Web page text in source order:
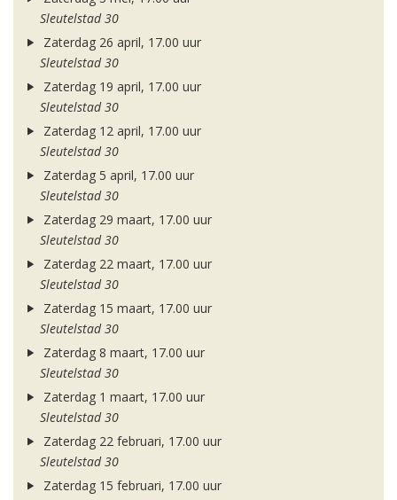
Sleutelstad 30
Zaterdag 26 april, 17.00 uur
Sleutelstad 30
Zaterdag 19 april, 17.00 uur
Sleutelstad 30
Zaterdag 12 april, 17.00 uur
Sleutelstad 30
Zaterdag 5 april, 17.00 uur
Sleutelstad 30
Zaterdag 29 maart, 17.00 uur
Sleutelstad 30
Zaterdag 22 maart, 17.00 uur
Sleutelstad 30
Zaterdag 15 maart, 17.00 uur
Sleutelstad 30
Zaterdag 8 maart, 17.00 uur
Sleutelstad 30
Zaterdag 1 maart, 17.00 uur
Sleutelstad 30
Zaterdag 22 februari, 17.00 uur
Sleutelstad 30
Zaterdag 15 februari, 17.00 uur